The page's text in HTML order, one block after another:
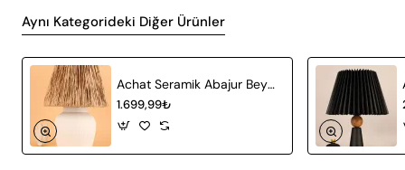
Çeşitli Kullanım Alanları: Oturma odası, yatak odası
veya çalışma odası gibi farklı mekanlarda
kullanılabilir.
Kullanım Alanları
Peche Seramik Abajur, çok yönlü tasarımı sayesinde
evinizin birçok farklı alanında kullanılabilir. İşte bu seramik
Aynı Kategorideki Diğer Ürünler
Achat Seramik Abajur Beyaz Hasır
1.699,99₺